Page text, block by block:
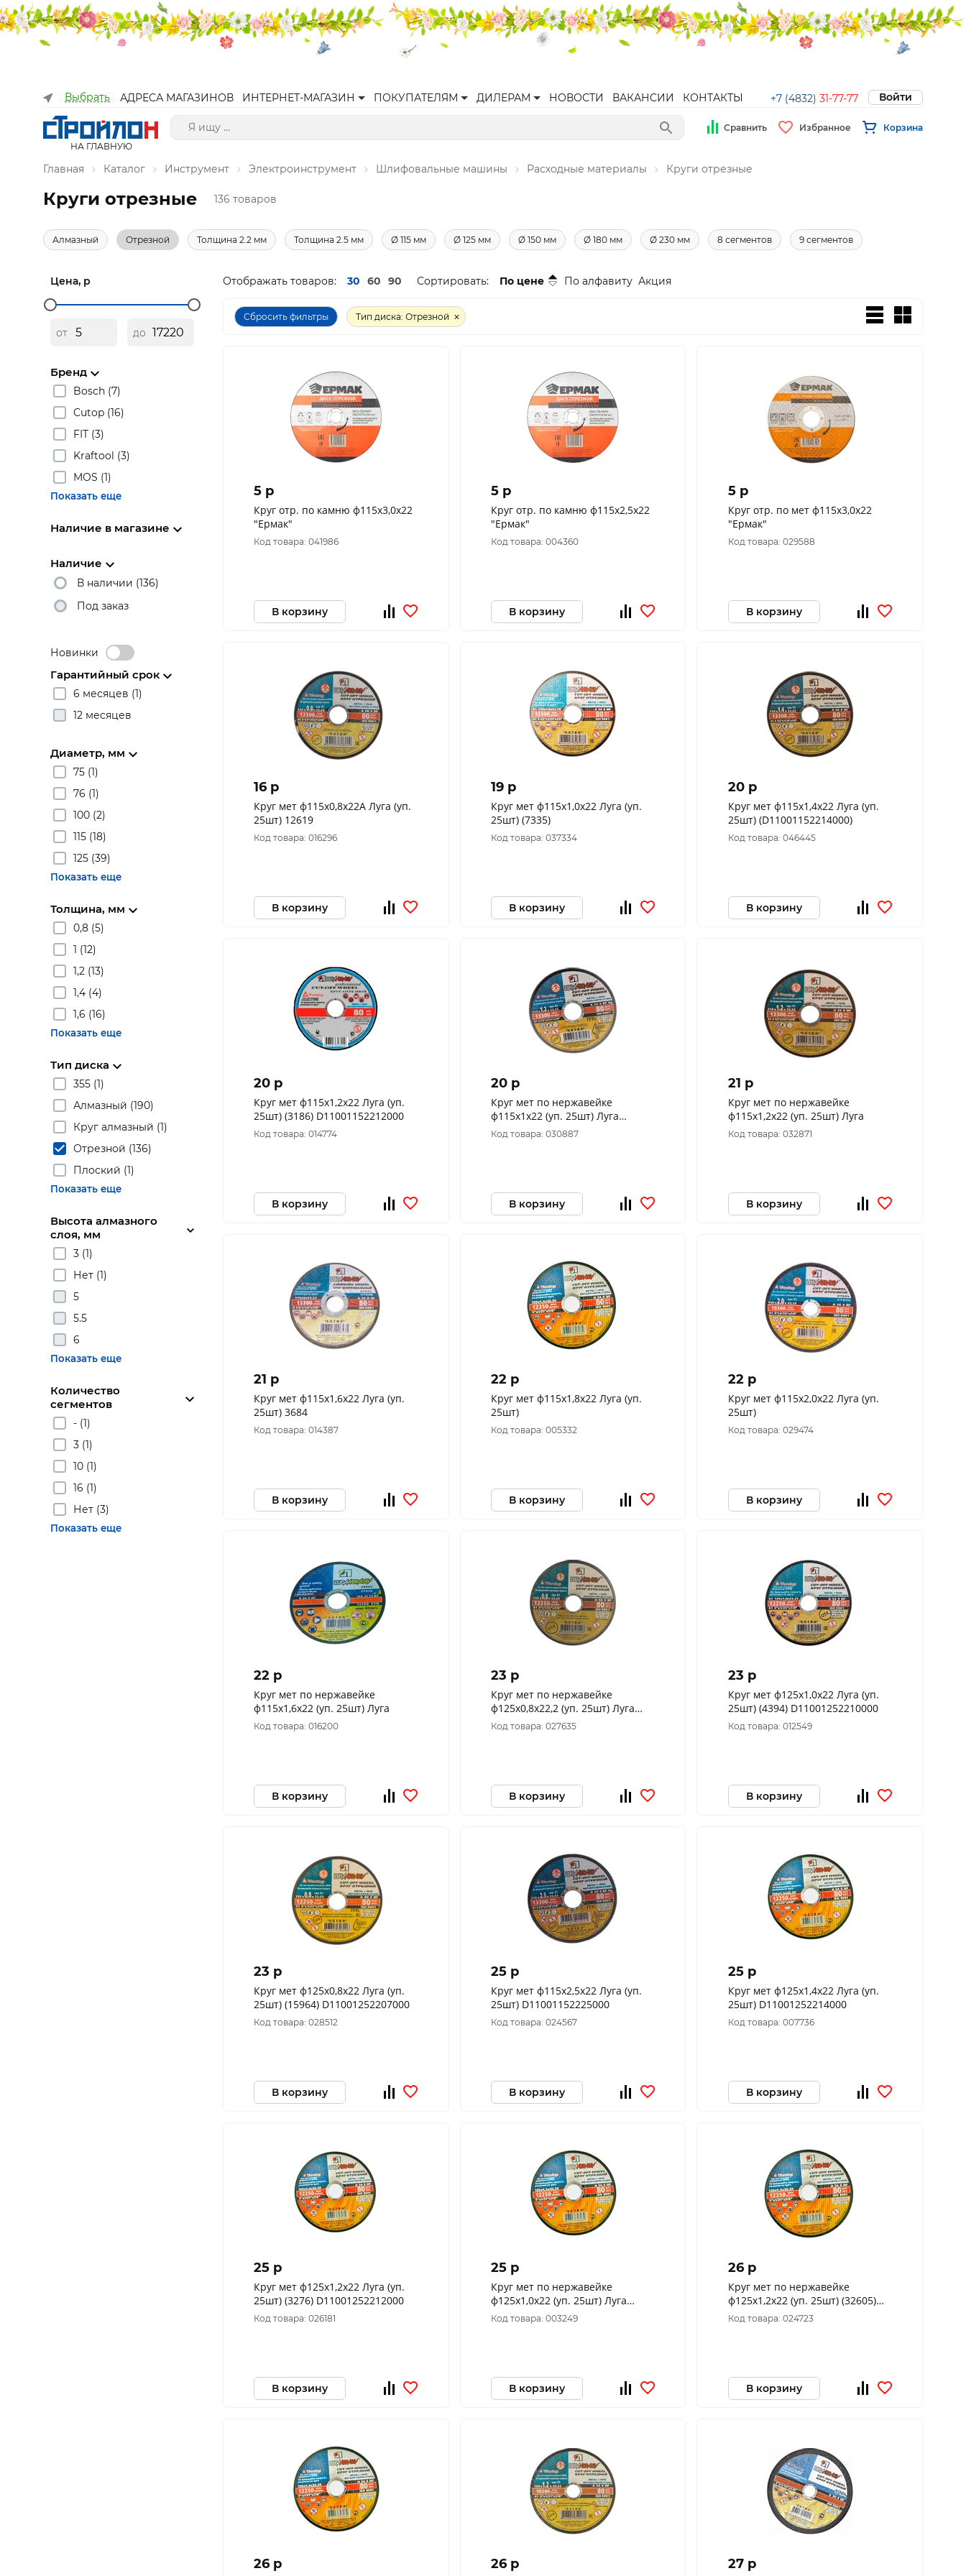
Выбрать АДРЕСА МАГАЗИНОВ ИНТЕРНЕТ-МАГАЗИН ПОКУПАТЕЛЯМ ДИЛЕРАМ НОВОСТИ ВАКАНСИИ КОНТАКТЫ +7 (4832) 31-77-77 Войти
НА ГЛАВНУЮ
Сравнить Избранное Корзина
Главная Каталог Инструмент Электроинструмент Шлифовальные машины Расходные материалы Круги отрезные
Круги отрезные 136 товаров
Алмазный Отрезной Толщина 2.2 мм Толщина 2.5 мм Ø 115 мм Ø 125 мм Ø 150 мм Ø 180 мм Ø 230 мм 8 сегментов 9 сегментов
Цена, р
от до
Бренд
Bosch (7)
Cutop (16)
FIT (3)
Kraftool (3)
MOS (1)
Показать еще
Наличие в магазине
Наличие
В наличии (136)
Под заказ
Новинки
Гарантийный срок
6 месяцев (1)
12 месяцев
Диаметр, мм
75 (1)
76 (1)
100 (2)
115 (18)
125 (39)
Показать еще
Толщина, мм
0,8 (5)
1 (12)
1,2 (13)
1,4 (4)
1,6 (16)
Показать еще
Тип диска
355 (1)
Алмазный (190)
Круг алмазный (1)
Отрезной (136)
Плоский (1)
Показать еще
Высота алмазного
слоя, мм
3 (1)
Нет (1)
5
5.5
6
Показать еще
Количество
сегментов
- (1)
3 (1)
10 (1)
16 (1)
Нет (3)
Показать еще
Отображать товаров: 30 60 90 Сортировать: По цене По алфавиту Акция
Сбросить фильтры Тип диска: Отрезной
5 p
Круг отр. по камню ф115х3,0х22
"Ермак"
Код товара: 041986
В корзину
5 p
Круг отр. по камню ф115х2,5х22
"Ермак"
Код товара: 004360
В корзину
5 p
Круг отр. по мет ф115х3,0х22
"Ермак"
Код товара: 029588
В корзину
16 p
Круг мет ф115х0,8х22А Луга (уп.
25шт) 12619
Код товара: 016296
В корзину
19 p
Круг мет ф115х1,0х22 Луга (уп.
25шт) (7335)
Код товара: 037334
В корзину
20 p
Круг мет ф115х1,4х22 Луга (уп.
25шт) (D11001152214000)
Код товара: 046445
В корзину
20 p
Круг мет ф115х1,2х22 Луга (уп.
25шт) (3186) D11001152212000
Код товара: 014774
В корзину
20 p
Круг мет по нержавейке
ф115х1х22 (уп. 25шт) Луга
D11401152210000
Код товара: 030887
В корзину
21 p
Круг мет по нержавейке
ф115х1,2х22 (уп. 25шт) Луга
Код товара: 032871
В корзину
21 p
Круг мет ф115х1,6х22 Луга (уп.
25шт) 3684
Код товара: 014387
В корзину
22 p
Круг мет ф115х1,8х22 Луга (уп.
25шт)
Код товара: 005332
В корзину
22 p
Круг мет ф115х2,0х22 Луга (уп.
25шт)
Код товара: 029474
В корзину
22 p
Круг мет по нержавейке
ф115х1,6х22 (уп. 25шт) Луга
Код товара: 016200
В корзину
23 p
Круг мет по нержавейке
ф125х0,8х22,2 (уп. 25шт) Луга
D11401252208000
Код товара: 027635
В корзину
23 p
Круг мет ф125х1,0х22 Луга (уп.
25шт) (4394) D11001252210000
Код товара: 012549
В корзину
23 p
Круг мет ф125х0,8х22 Луга (уп.
25шт) (15964) D11001252207000
Код товара: 028512
В корзину
25 p
Круг мет ф115х2,5х22 Луга (уп.
25шт) D11001152225000
Код товара: 024567
В корзину
25 p
Круг мет ф125х1,4х22 Луга (уп.
25шт) D11001252214000
Код товара: 007736
В корзину
25 p
Круг мет ф125х1,2х22 Луга (уп.
25шт) (3276) D11001252212000
Код товара: 026181
В корзину
25 p
Круг мет по нержавейке
ф125х1,0х22 (уп. 25шт) Луга
D11401252210000
Код товара: 003249
В корзину
26 p
Круг мет по нержавейке
ф125х1,2х22 (уп. 25шт) (32605)
Луга D11401252212000
Код товара: 024723
В корзину
26 p 26 p 27 p